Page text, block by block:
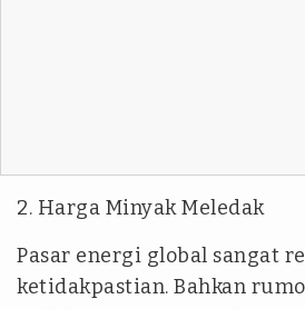
2. Harga Minyak Meledak
Pasar energi global sangat
ketidakpastian. Bahkan